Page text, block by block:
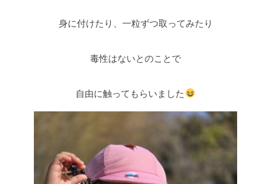
身に付けたり、一粒ずつ取ってみたり
毒性はないとのことで
自由に触ってもらいました